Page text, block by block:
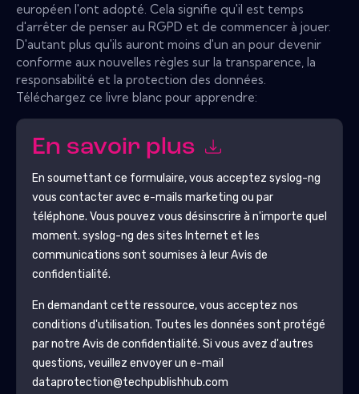
européen l'ont adopté. Cela signifie qu'il est temps
d'arrêter de penser au RGPD et de commencer à jouer.
D'autant plus qu'ils auront moins d'un an pour devenir
conforme aux nouvelles règles sur la transparence, la
responsabilité et la protection des données.
Téléchargez ce livre blanc pour apprendre:
En savoir plus
En soumettant ce formulaire, vous acceptez syslog-ng
vous contacter avec e-mails marketing ou par
téléphone. Vous pouvez vous désinscrire à n'importe quel
moment. syslog-ng des sites Internet et les
communications sont soumises à leur Avis de
confidentialité.
En demandant cette ressource, vous acceptez nos
conditions d'utilisation. Toutes les données sont protégé
par notre Avis de confidentialité. Si vous avez d'autres
questions, veuillez envoyer un e-mail
dataprotection@techpublishhub.com